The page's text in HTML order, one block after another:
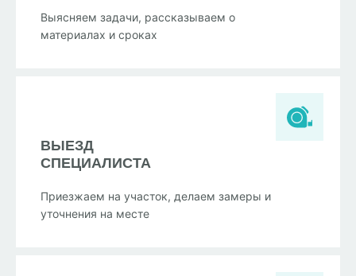
Выясняем задачи, рассказываем о
материалах и сроках
ВЫЕЗД
СПЕЦИАЛИСТА
Приезжаем на участок, делаем замеры и
уточнения на месте